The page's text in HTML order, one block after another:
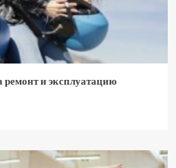
ремонт и эксплуатацию